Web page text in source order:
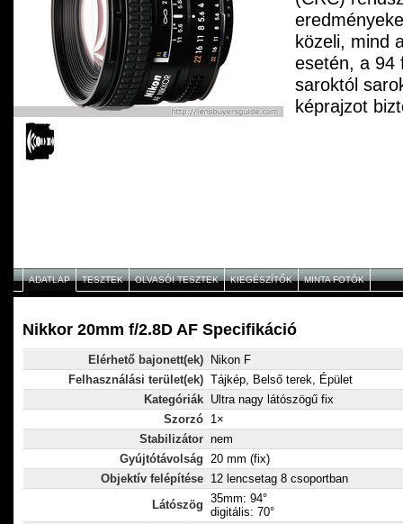
közeli, mind
esetén, a 94
saroktól
képrajzot
ADATLAP TESZTEK OLVASÓI TESZTEK KIEGÉSZÍTŐK MINTA FOTÓK
Nikkor 20mm f/2.8D AF Specifikáció
Elérhető bajonett(ek)
Nikon F
Felhasználási terület(ek) Tájkép, Belső terek, Épület
Kategóriák Ultra nagy látószögű fix
Szorzó 1×
Stabilizátor nem
Gyújtótávolság 20 mm (fix)
Objektív felépítése 12 lencsetag 8 csoportban
Látószög 35mm: 94°
digitális: 70°